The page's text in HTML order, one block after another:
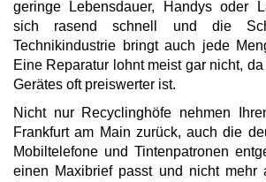
geringe Lebensdauer, Handys oder
sich rasend schnell und die
Technikindustrie bringt auch jede
Eine Reparatur lohnt meist gar nicht,
Gerätes oft preiswerter ist.
Nicht nur Recyclinghöfe nehmen
Frankfurt am Main zurück, auch die
Mobiltelefone und Tintenpatronen
einen Maxibrief passt und nicht mehr